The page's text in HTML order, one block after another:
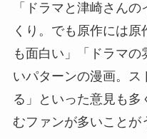
「ドラマと津崎さん
くり。でも原作には
も面白い」「ドラマの
いパターンの漫画。ス
る」といった意見も多
むファンが多いことが